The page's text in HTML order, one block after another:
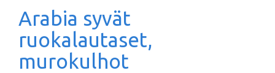
Arabia syvät
ruokalautaset,
murokulhot